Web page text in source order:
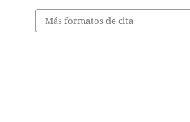
Más formatos de cita